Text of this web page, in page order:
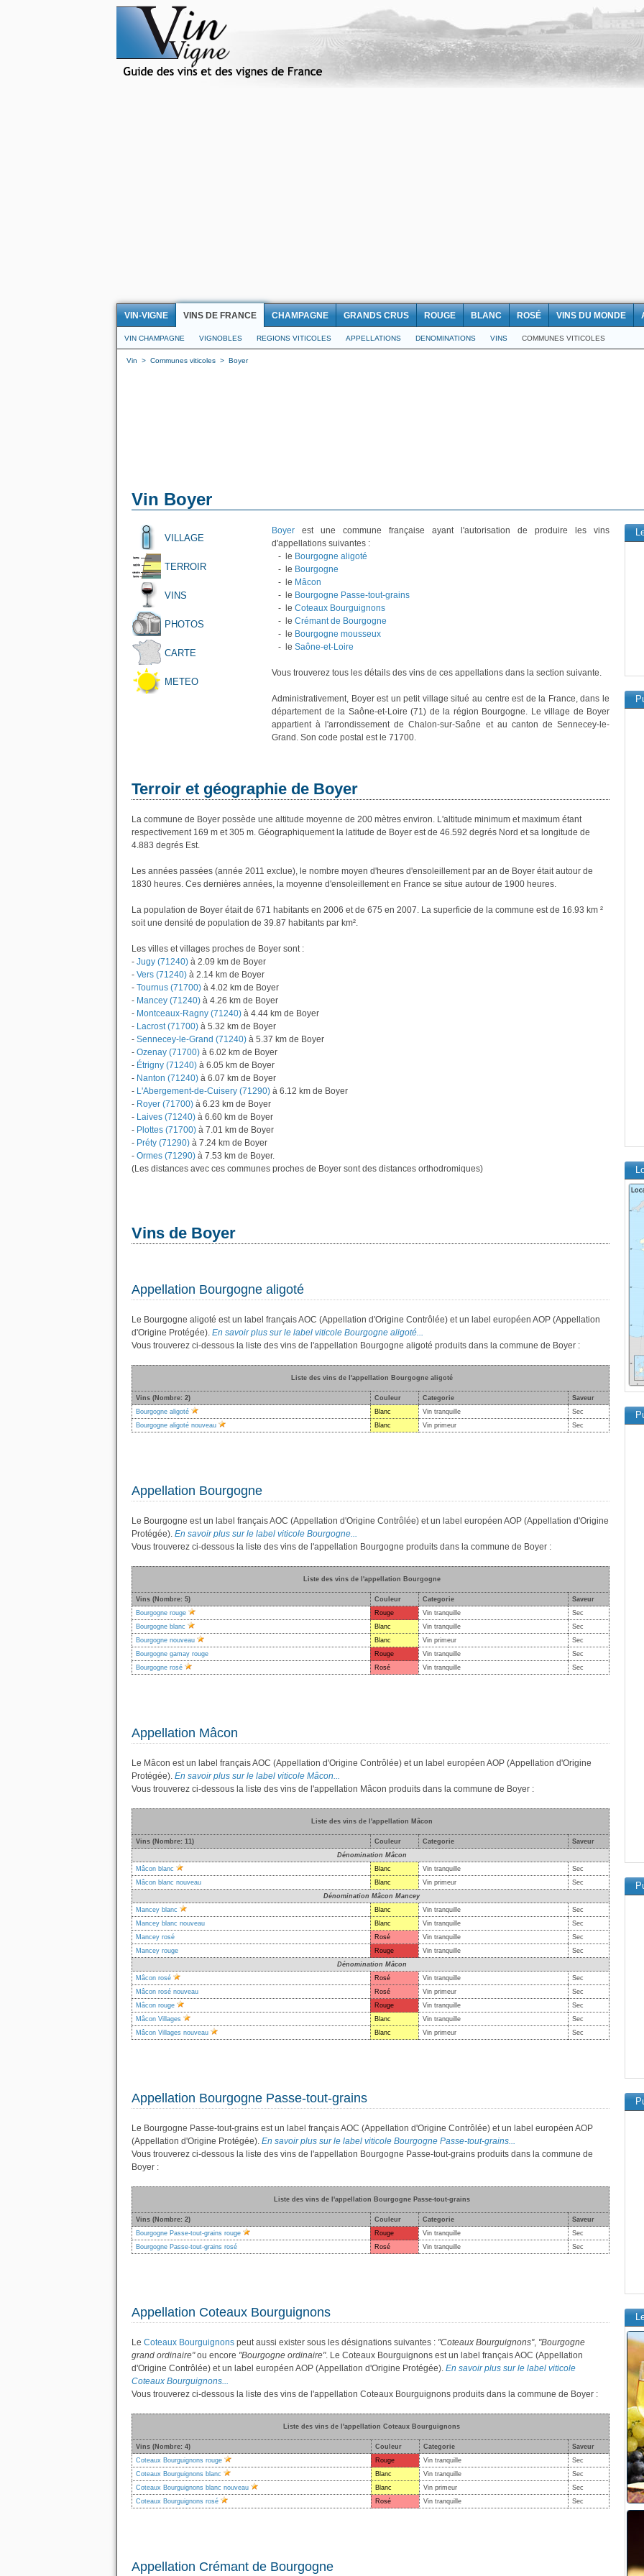
VIN-VIGNE VINS DE FRANCE CHAMPAGNE GRANDS CRUS ROUGE BLANC ROSÉ VINS DU MONDE
VIN CHAMPAGNE VIGNOBLES REGIONS VITICOLES APPELLATIONS DENOMINATIONS VINS COMMUNES VITICOLES
Vin > Communes viticoles > Boyer
Vin Boyer
VILLAGE
TERROIR
VINS
PHOTOS
CARTE
METEO
Boyer est une commune française ayant l'autorisation de produire les vins
d'appellations suivantes :
- le Bourgogne aligoté
- le Bourgogne
- le Mâcon
- le Bourgogne Passe-tout-grains
- le Coteaux Bourguignons
- le Crémant de Bourgogne
- le Bourgogne mousseux
- le Saône-et-Loire
Vous trouverez tous les détails des vins de ces appellations dans la section suivante.
Administrativement, Boyer est un petit village situé au centre est de la France, dans le
département de la Saône-et-Loire (71) de la région Bourgogne. Le village de Boyer
appartient à l'arrondissement de Chalon-sur-Saône et au canton de Sennecey-le-
Grand. Son code postal est le 71700.
Terroir et géographie de Boyer
La commune de Boyer possède une altitude moyenne de 200 mètres environ. L'altitude minimum et maximum étant
respectivement 169 m et 305 m. Géographiquement la latitude de Boyer est de 46.592 degrés Nord et sa longitude de
4.883 degrés Est.
Les années passées (année 2011 exclue), le nombre moyen d'heures d'ensoleillement par an de Boyer était autour de
1830 heures. Ces dernières années, la moyenne d'ensoleillement en France se situe autour de 1900 heures.
La population de Boyer était de 671 habitants en 2006 et de 675 en 2007. La superficie de la commune est de 16.93 km ²
soit une densité de population de 39.87 habitants par km².
Les villes et villages proches de Boyer sont :
- Jugy (71240) à 2.09 km de Boyer
- Vers (71240) à 2.14 km de Boyer
- Tournus (71700) à 4.02 km de Boyer
- Mancey (71240) à 4.26 km de Boyer
- Montceaux-Ragny (71240) à 4.44 km de Boyer
- Lacrost (71700) à 5.32 km de Boyer
- Sennecey-le-Grand (71240) à 5.37 km de Boyer
- Ozenay (71700) à 6.02 km de Boyer
- Étrigny (71240) à 6.05 km de Boyer
- Nanton (71240) à 6.07 km de Boyer
- L'Abergement-de-Cuisery (71290) à 6.12 km de Boyer
- Royer (71700) à 6.23 km de Boyer
- Laives (71240) à 6.60 km de Boyer
- Plottes (71700) à 7.01 km de Boyer
- Préty (71290) à 7.24 km de Boyer
- Ormes (71290) à 7.53 km de Boyer.
(Les distances avec ces communes proches de Boyer sont des distances orthodromiques)
Vins de Boyer
Appellation Bourgogne aligoté
Le Bourgogne aligoté est un label français AOC (Appellation d'Origine Contrôlée) et un label européen AOP (Appellation
d'Origine Protégée). En savoir plus sur le label viticole Bourgogne aligoté...
Vous trouverez ci-dessous la liste des vins de l'appellation Bourgogne aligoté produits dans la commune de Boyer :
Liste des vins de l'appellation Bourgogne aligoté
Vins (Nombre: 2) Couleur Categorie
Saveur
Bourgogne aligoté
Blanc Vin tranquille
Sec
Bourgogne aligoté nouveau
Blanc Vin primeur Sec
Appellation Bourgogne
Le Bourgogne est un label français AOC (Appellation d'Origine Contrôlée) et un label européen AOP (Appellation d'Origine
Protégée). En savoir plus sur le label viticole Bourgogne...
Vous trouverez ci-dessous la liste des vins de l'appellation Bourgogne produits dans la commune de Boyer :
Liste des vins de l'appellation Bourgogne
Vins (Nombre: 5) Couleur Categorie
Saveur
Bourgogne rouge
Rouge Vin tranquille
Sec
Bourgogne blanc
Blanc Vin tranquille
Sec
Bourgogne nouveau
Blanc Vin primeur
Sec
Bourgogne gamay rouge
Rouge Vin tranquille
Sec
Bourgogne rosé
Rosé Vin tranquille Sec
Appellation Mâcon
Le Mâcon est un label français AOC (Appellation d'Origine Contrôlée) et un label européen AOP (Appellation d'Origine
Protégée). En savoir plus sur le label viticole Mâcon...
Vous trouverez ci-dessous la liste des vins de l'appellation Mâcon produits dans la commune de Boyer :
Liste des vins de l'appellation Mâcon
Vins (Nombre: 11) Couleur Categorie
Saveur
Dénomination Mâcon
Mâcon blanc
Blanc Vin tranquille
Sec
Mâcon blanc nouveau
Blanc Vin primeur
Sec
Dénomination Mâcon Mancey
Mancey blanc
Blanc Vin tranquille
Sec
Mancey blanc nouveau
Blanc Vin tranquille
Sec
Mancey rosé
Rosé Vin tranquille
Sec
Mancey rouge
Rouge Vin tranquille
Sec
Dénomination Mâcon
Mâcon rosé
Rosé Vin tranquille
Sec
Mâcon rosé nouveau
Rosé Vin primeur
Sec
Mâcon rouge
Rouge Vin tranquille
Sec
Mâcon Villages
Blanc Vin tranquille
Sec
Mâcon Villages nouveau
Blanc Vin primeur Sec
Appellation Bourgogne Passe-tout-grains
Le Bourgogne Passe-tout-grains est un label français AOC (Appellation d'Origine Contrôlée) et un label européen AOP
(Appellation d'Origine Protégée). En savoir plus sur le label viticole Bourgogne Passe-tout-grains...
Vous trouverez ci-dessous la liste des vins de l'appellation Bourgogne Passe-tout-grains produits dans la commune de
Boyer :
Liste des vins de l'appellation Bourgogne Passe-tout-grains
Vins (Nombre: 2) Couleur Categorie
Saveur
Bourgogne Passe-tout-grains rouge
Rouge Vin tranquille
Sec
Bourgogne Passe-tout-grains rosé
Rosé Vin tranquille Sec
Appellation Coteaux Bourguignons
Le Coteaux Bourguignons peut aussi exister sous les désignations suivantes : "Coteaux Bourguignons", "Bourgogne
grand ordinaire"ou encore "Bourgogne ordinaire". Le Coteaux Bourguignons est un label français AOC (Appellation
d'Origine Contrôlée) et un label européen AOP (Appellation d'Origine Protégée). En savoir plus sur le label viticole
Coteaux Bourguignons...
Vous trouverez ci-dessous la liste des vins de l'appellation Coteaux Bourguignons produits dans la commune de Boyer :
Liste des vins de l'appellation Coteaux Bourguignons
Vins (Nombre: 4) Couleur Categorie
Saveur
Coteaux Bourguignons rouge
Rouge Vin tranquille
Sec
Coteaux Bourguignons blanc
Blanc Vin tranquille
Sec
Coteaux Bourguignons blanc nouveau
Blanc Vin primeur
Sec
Coteaux Bourguignons rosé
Rosé Vin tranquille Sec
Appellation Crémant de Bourgogne